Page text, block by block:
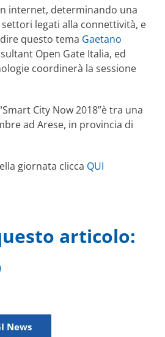
internet, determinando una
legati alla connettività, e
questo tema Gaetano
Open Gate Italia, ed
coordinerà la sessione
City Now 2018”è tra una
ad Arese, in provincia di
giornata clicca QUI
articolo:
News